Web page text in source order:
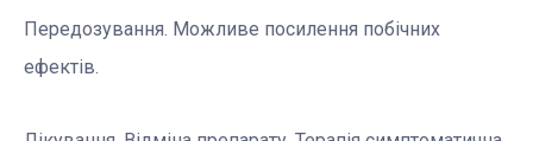
Передозування. Можливе посилення побічних
ефектів.